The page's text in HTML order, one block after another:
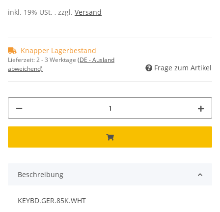
inkl. 19% USt. , zzgl. Versand
Knapper Lagerbestand
Lieferzeit:2 - 3 Werktage (DE - Ausland
abweichend)
Frage zum Artikel
Beschreibung
KEYBD.GER.85K.WHT